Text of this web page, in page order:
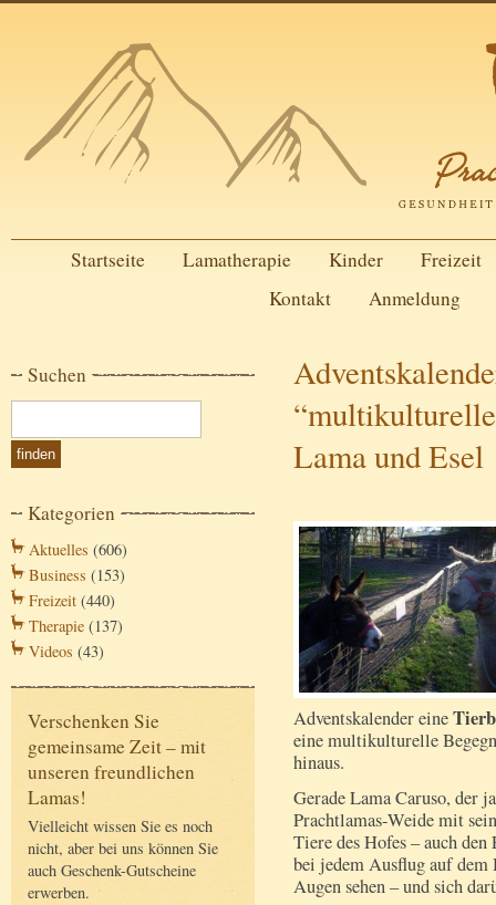
Startseite Lamatherapie Kinder
Freizeit
Kontakt
Anmeldung
Suchen
Kategorien
Aktuelles (606)
Business (153)
Freizeit (440)
Therapie (137)
Videos (43)
Verschenken Sie
gemeinsame Zeit – mit
unseren freundlichen
Lamas!
Vielleicht wissen Sie es noch
nicht, aber bei uns können Sie
auch Geschenk-Gutscheine
erwerben.
Lama und Esel
Adventskalender eine
eine multikulturelle
hinaus.
Gerade Lama Caruso, der
Prachtlamas-Weide mit
Tiere des Hofes – auch
bei jedem Ausflug auf
Augen sehen – und sich